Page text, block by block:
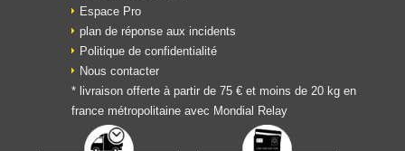
Espace Pro
plan de réponse aux incidents
Politique de confidentialité
Nous contacter
* livraison offerte à partir de 75 € et moins de 20 kg en
france métropolitaine avec Mondial Relay